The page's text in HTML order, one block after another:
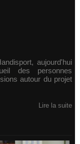
aujourd'hui
des personnes
autour du projet
Lire la suite